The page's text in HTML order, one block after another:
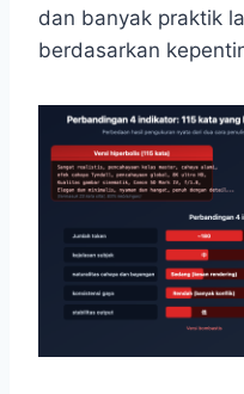
dan banyak praktik
berdasarkan